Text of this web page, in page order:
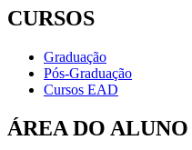
CURSOS
Graduação
Pós-Graduação
Cursos EAD
ÁREA DO ALUNO